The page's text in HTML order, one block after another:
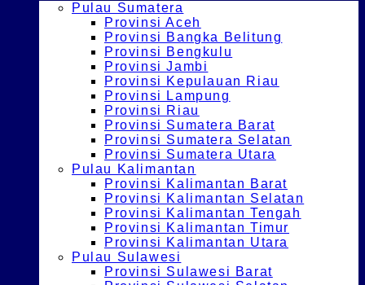
Pulau Sumatera
Provinsi Aceh
Provinsi Bangka Belitung
Provinsi Bengkulu
Provinsi Jambi
Provinsi Kepulauan Riau
Provinsi Lampung
Provinsi Riau
Provinsi Sumatera Barat
Provinsi Sumatera Selatan
Provinsi Sumatera Utara
Pulau Kalimantan
Provinsi Kalimantan Barat
Provinsi Kalimantan Selatan
Provinsi Kalimantan Tengah
Provinsi Kalimantan Timur
Provinsi Kalimantan Utara
Pulau Sulawesi
Provinsi Sulawesi Barat